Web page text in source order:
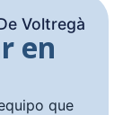
Voltregà
en
que